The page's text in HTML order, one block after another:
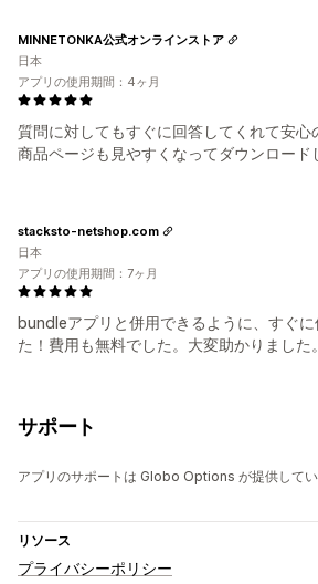
質問に対してもすぐに回答してくれて安心
商品ページも見やすくなってダウンロード
MINNETONKA公式オンラインストア
日本
アプリの使用期間：4ヶ月
bundleアプリと併用できるように、すぐ
た！費用も無料でした。大変助かりました。
stacksto-netshop.com
日本
アプリの使用期間：7ヶ月
サポート
アプリのサポートは Globo Options が提供してい
リソース
プライバシーポリシー